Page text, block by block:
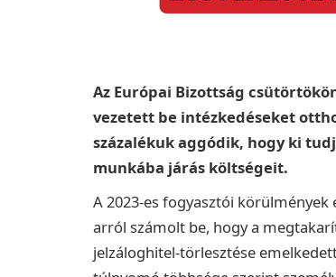
Az Európai Bizottság
vezetett be intézkedéseket
százalékuk aggódik, hogy ki
munkába járás költségeit.
A 2023-es fogyasztói
arról számolt be, hogy a
jelzáloghitel-törlesztése